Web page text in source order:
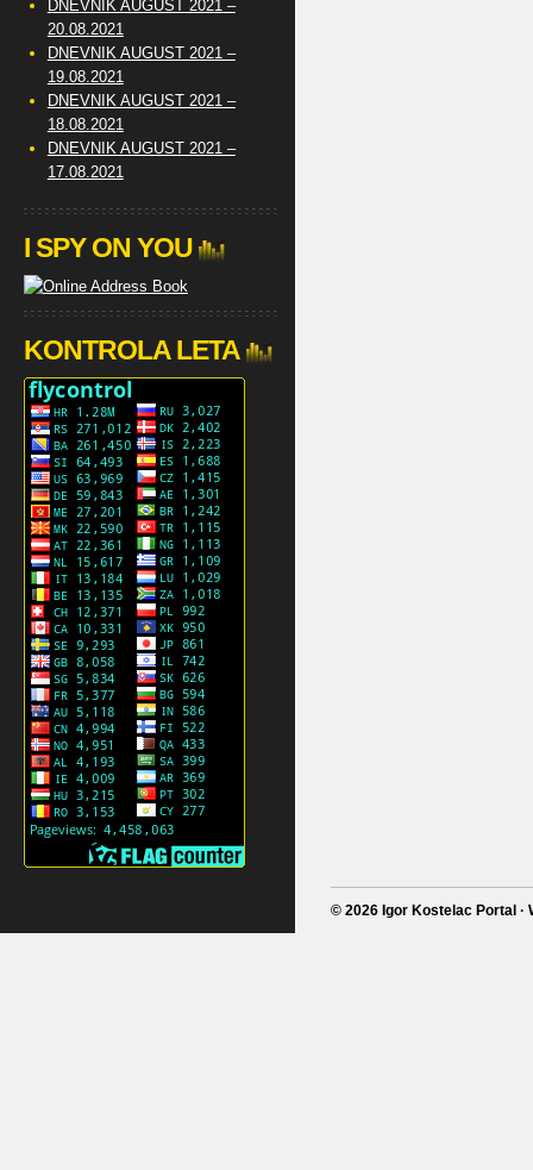
DNEVNIK AUGUST 2021 –
20.08.2021
DNEVNIK AUGUST 2021 –
19.08.2021
DNEVNIK AUGUST 2021 –
18.08.2021
DNEVNIK AUGUST 2021 –
17.08.2021
I SPY ON YOU
KONTROLA LETA
© 2026 Igor Kostelac Portal